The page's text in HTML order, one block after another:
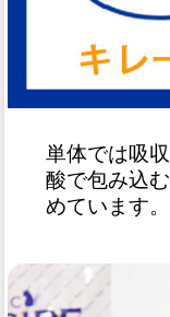
単体では吸
酸で包み込
めています。